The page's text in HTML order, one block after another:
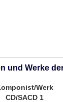
und Werke
Werk
CD/SACD 1